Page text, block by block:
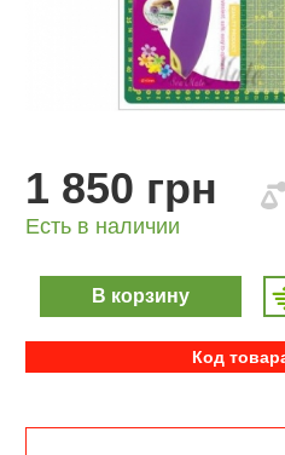
1 850 грн
Есть в наличии
В корзину
Код